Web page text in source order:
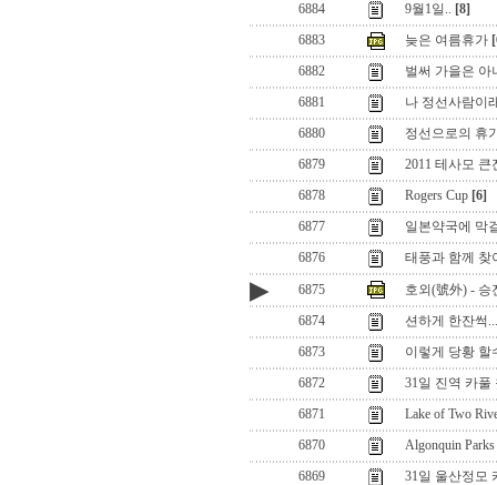
6884
9월1일.. [8]
6883
늦은 여름휴가
6882
벌써 가을은 아
6881
나 정선사람이
6880
정선으로의 휴
6879
2011 테사모
6878
Rogers Cup [6]
6877
일본약국에 막
6876
태풍과 함께 찾
▶ 6875
호외(號外) -
6874
션하게 한잔썩...
6873
이렇게 당황 할
6872
31일 진역 카풀
6871
Lake of Two
6870
Algonquin Parks
6869
31일 울산정모